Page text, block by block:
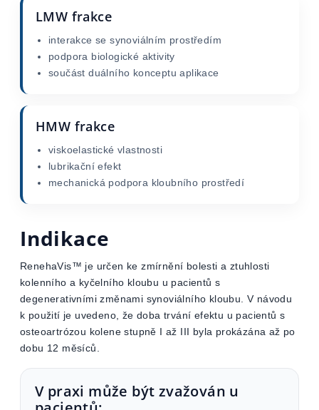
LMW frakce
interakce se synoviálním prostředím
podpora biologické aktivity
součást duálního konceptu aplikace
HMW frakce
viskoelastické vlastnosti
lubrikační efekt
mechanická podpora kloubního prostředí
Indikace
RenehaVis™ je určen ke zmírnění bolesti a ztuhlosti
kolenního a kyčelního kloubu u pacientů s
degenerativními změnami synoviálního kloubu. V návodu
k použití je uvedeno, že doba trvání efektu u pacientů s
osteoartrózou kolene stupně I až III byla prokázána až po
dobu 12 měsíců.
V praxi může být zvažován u